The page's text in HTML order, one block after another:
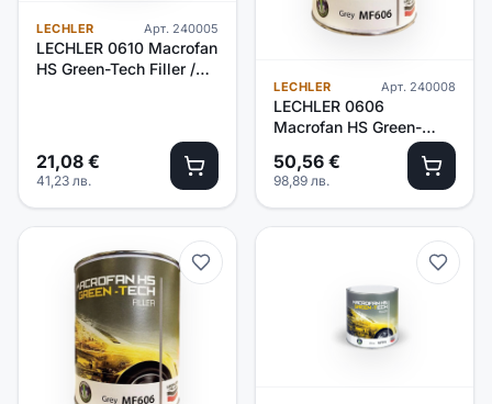
LECHLER Арт. 240005
LECHLER 0610 Macrofan
HS Green-Tech Filler /
21,08 €
41,23 лв.
LECHLER Арт. 240008
LECHLER 0606
Macrofan HS Green-
Tech Filler/сив/2.5л
50,56 €
98,89 лв.